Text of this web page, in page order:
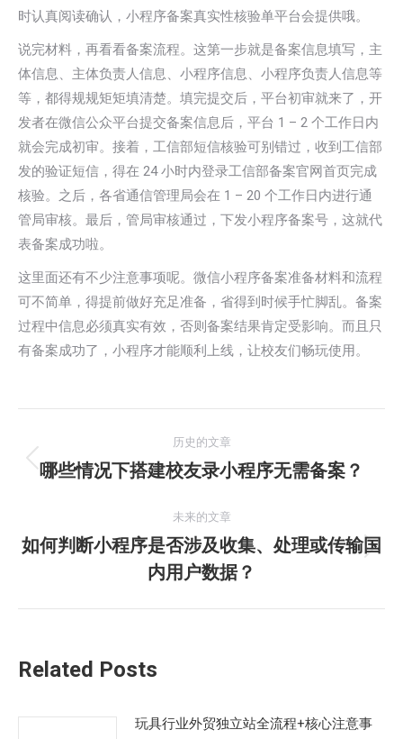
时认真阅读确认，小程序备案真实性核验单平台会提供哦。
说完材料，再看看备案流程。这第一步就是备案信息填写，主
体信息、主体负责人信息、小程序信息、小程序负责人信息等
等，都得规规矩矩填清楚。填完提交后，平台初审就来了，开
发者在微信公众平台提交备案信息后，平台 1 – 2 个工作日内
就会完成初审。接着，工信部短信核验可别错过，收到工信部
发的验证短信，得在 24 小时内登录工信部备案官网首页完成
核验。之后，各省通信管理局会在 1 – 20 个工作日内进行通
管局审核。最后，管局审核通过，下发小程序备案号，这就代
表备案成功啦。
这里面还有不少注意事项呢。微信小程序备案准备材料和流程
可不简单，得提前做好充足准备，省得到时候手忙脚乱。备案
过程中信息必须真实有效，否则备案结果肯定受影响。而且只
有备案成功了，小程序才能顺利上线，让校友们畅玩使用。
章
航
历史的文章
历
的
文
章：
哪些情况下搭建校友录小程序无需备案？
未来的文章
未
来
的
如何判断小程序是否涉及收集、处理或传输国
内用户数据？
Related Posts
玩具行业外贸独立站全流程+核心注意事